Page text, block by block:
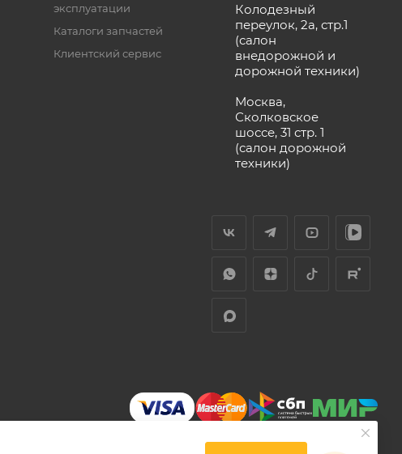
эксплуатации
Каталоги запчастей
Клиентский сервис
Колодезный
переулок, 2а, стр.1
(салон
внедорожной и
дорожной техники)
Москва,
Сколковское
шоссе, 31 стр. 1
(салон дорожной
техники)